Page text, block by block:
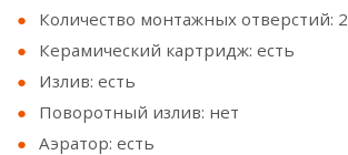
Количество монтажных отверстий: 2
Керамический картридж: есть
Излив: есть
Поворотный излив: нет
Аэратор: есть